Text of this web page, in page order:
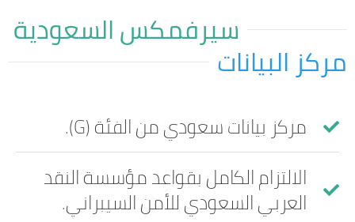
سيرفمكس السعودية
مركز البيانات
مركز بيانات سعودي من الفئة (G).
الالتزام الكامل بقواعد مؤسسة النقد
العربي السعودي للأمن السيبراني.